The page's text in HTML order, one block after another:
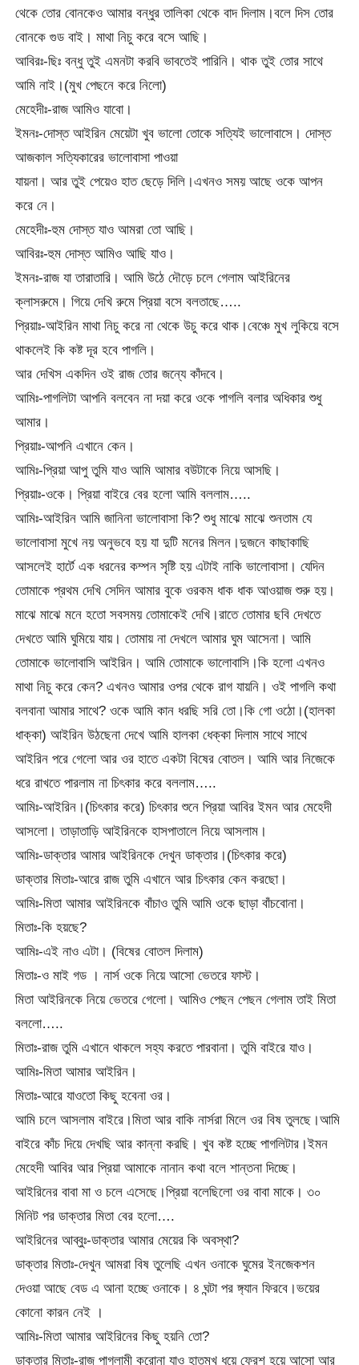
থেকে তোর বোনকেও আমার বন্ধুর তালিকা থেকে বাদ দিলাম।বলে দিস তোর
বোনকে গুড বাই। মাথা নিচু করে বসে আছি।
আবিরঃ-ছিঃ বন্ধু তুই এমনটা করবি ভাবতেই পারিনি। থাক তুই তোর সাথে
আমি নাই।(মুখ পেছনে করে নিলো)
মেহেদীঃ-রাজ আমিও যাবো।
ইমনঃ-দোস্ত আইরিন মেয়েটা খুব ভালো তোকে সত্যিই ভালোবাসে। দোস্ত
আজকাল সত্যিকারের ভালোবাসা পাওয়া
যায়না। আর তুই পেয়েও হাত ছেড়ে দিলি।এখনও সময় আছে ওকে আপন
করে নে।
মেহেদীঃ-হুম দোস্ত যাও আমরা তো আছি।
আবিরঃ-হুম দোস্ত আমিও আছি যাও।
ইমনঃ-রাজ যা তারাতারি। আমি উঠে দৌড়ে চলে গেলাম আইরিনের
ক্লাসরুমে। গিয়ে দেখি রুমে প্রিয়া বসে বলতাছে…..
প্রিয়াঃ-আইরিন মাথা নিচু করে না থেকে উচু করে থাক।বেঞ্চে মুখ লুকিয়ে বসে
থাকলেই কি কষ্ট দূর হবে পাগলি।
আর দেখিস একদিন ওই রাজ তোর জন্যে কাঁদবে।
আমিঃ-পাগলিটা আপনি বলবেন না দয়া করে ওকে পাগলি বলার অধিকার শুধু
আমার।
প্রিয়াঃ-আপনি এখানে কেন।
আমিঃ-প্রিয়া আপু তুমি যাও আমি আমার বউটাকে নিয়ে আসছি।
প্রিয়াঃ-ওকে। প্রিয়া বাইরে বের হলো আমি বললাম…..
আমিঃ-আইরিন আমি জানিনা ভালোবাসা কি? শুধু মাঝে মাঝে শুনতাম যে
ভালোবাসা মুখে নয় অনুভবে হয় যা দুটি মনের মিলন।দুজনে কাছাকাছি
আসলেই হার্টে এক ধরনের কম্পন সৃষ্টি হয় এটাই নাকি ভালোবাসা। যেদিন
তোমাকে প্রথম দেখি সেদিন আমার বুকে ওরকম ধাক ধাক আওয়াজ শুরু হয়।
মাঝে মাঝে মনে হতো সবসময় তোমাকেই দেখি।রাতে তোমার ছবি দেখতে
দেখতে আমি ঘুমিয়ে যায়। তোমায় না দেখলে আমার ঘুম আসেনা। আমি
তোমাকে ভালোবাসি আইরিন। আমি তোমাকে ভালোবাসি।কি হলো এখনও
মাথা নিচু করে কেন? এখনও আমার ওপর থেকে রাগ যায়নি। ওই পাগলি কথা
বলবানা আমার সাথে? ওকে আমি কান ধরছি সরি তো।কি গো ওঠো।(হালকা
ধাক্কা) আইরিন উঠছেনা দেখে আমি হালকা ধেক্কা দিলাম সাথে সাথে
আইরিন পরে গেলো আর ওর হাতে একটা বিষের বোতল। আমি আর নিজেকে
ধরে রাখতে পারলাম না চিৎকার করে বললাম…..
আমিঃ-আইরিন।(চিৎকার করে) চিৎকার শুনে প্রিয়া আবির ইমন আর মেহেদী
আসলো। তাড়াতাড়ি আইরিনকে হাসপাতালে নিয়ে আসলাম।
আমিঃ-ডাক্তার আমার আইরিনকে দেখুন ডাক্তার।(চিৎকার করে)
ডাক্তার মিতাঃ-আরে রাজ তুমি এখানে আর চিৎকার কেন করছো।
আমিঃ-মিতা আমার আইরিনকে বাঁচাও তুমি আমি ওকে ছাড়া বাঁচবোনা।
মিতাঃ-কি হয়ছে?
আমিঃ-এই নাও এটা। (বিষের বোতল দিলাম)
মিতাঃ-ও মাই গড । নার্স ওকে নিয়ে আসো ভেতরে ফাস্ট।
মিতা আইরিনকে নিয়ে ভেতরে গেলো। আমিও পেছন পেছন গেলাম তাই মিতা
বললো…..
মিতাঃ-রাজ তুমি এখানে থাকলে সহ্য করতে পারবানা। তুমি বাইরে যাও।
আমিঃ-মিতা আমার আইরিন।
মিতাঃ-আরে যাওতো কিছু হবেনা ওর।
আমি চলে আসলাম বাইরে।মিতা আর বাকি নার্সরা মিলে ওর বিষ তুলছে।আমি
বাইরে কাঁচ দিয়ে দেখছি আর কান্না করছি। খুব কষ্ট হচ্ছে পাগলিটার।ইমন
মেহেদী আবির আর প্রিয়া আমাকে নানান কথা বলে শান্তনা দিচ্ছে।
আইরিনের বাবা মা ও চলে এসেছে।প্রিয়া বলেছিলো ওর বাবা মাকে। ৩০
মিনিট পর ডাক্তার মিতা বের হলো….
আইরিনের আব্বুঃ-ডাক্তার আমার মেয়ের কি অবস্থা?
ডাক্তার মিতাঃ-দেখুন আমরা বিষ তুলেছি এখন ওনাকে ঘুমের ইনজেকশন
দেওয়া আছে বেড এ আনা হচ্ছে ওনাকে। ৪ ঘন্টা পর ঙ্গ্যান ফিরবে।ভয়ের
কোনো কারন নেই ।
আমিঃ-মিতা আমার আইরিনের কিছু হয়নি তো?
ডাক্তার মিতাঃ-রাজ পাগলামী করোনা যাও হাতমুখ ধুয়ে ফ্রেশ হয়ে আসো আর